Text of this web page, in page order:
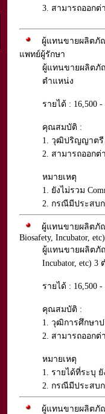
3. สามารถออกต่
ผู้แทนขายผลิตภัณ
แพทย์ผู้รักษา
ผู้แทนขายผลิตภั
ตำแหน่ง
รายได้ : 16,500
คุณสมบัติ :
1. วุฒิปริญญาตรี
2. สามารถออกต่
หมายเหตุ
1. ยังไม่รวม
2. กรณีมีประสบ
ผู้แทนขายผลิตภัณ
Biosafety, Incubator, etc)
ผู้แทนขายผลิตภัณ
Incubator, etc) 3
รายได้ : 16,500
คุณสมบัติ :
1. วุฒิการศึกษา
2. สามารถออกต่
หมายเหตุ
1. รายได้ที่ระบุ ยั
2. กรณีมีประสบ
ผู้แทนขายผลิตภัณ